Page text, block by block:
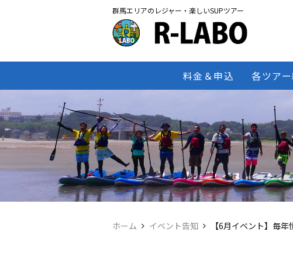
群馬エリアのレジャー・楽しいSUPツアー
料金＆申込 各ツア
ホーム イベント告知 【6月イベント】毎